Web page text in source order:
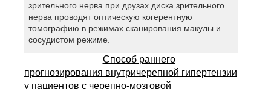
зрительного нерва при друзах диска зрительного
нерва проводят оптическую когерентную
томографию в режимах сканирования макулы и
сосудистом режиме.
Способ раннего
прогнозирования внутричерепной гипертензии
у пациентов с черепно-мозговой